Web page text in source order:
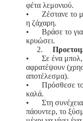
φέτα λεμονιού.
•
Ζέστανε το
η ζάχαρη.
•
Βράσε το
κρυώσει.
2.
•
Σε ένα
αφρατέψουν
αποτέλεσμα).
•
Πρόσθεσε το
καλά.
•
Στη
πάουντερ, το